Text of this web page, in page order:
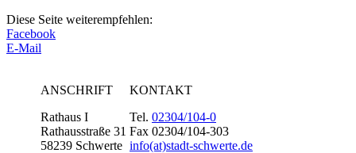
Diese Seite weiterempfehlen:
Facebook
E-Mail
ANSCHRIFT
Rathaus I
Rathausstraße 31
58239 Schwerte
KONTAKT
Tel. 02304/104-0
Fax 02304/104-303
info(at)stadt-schwerte.de